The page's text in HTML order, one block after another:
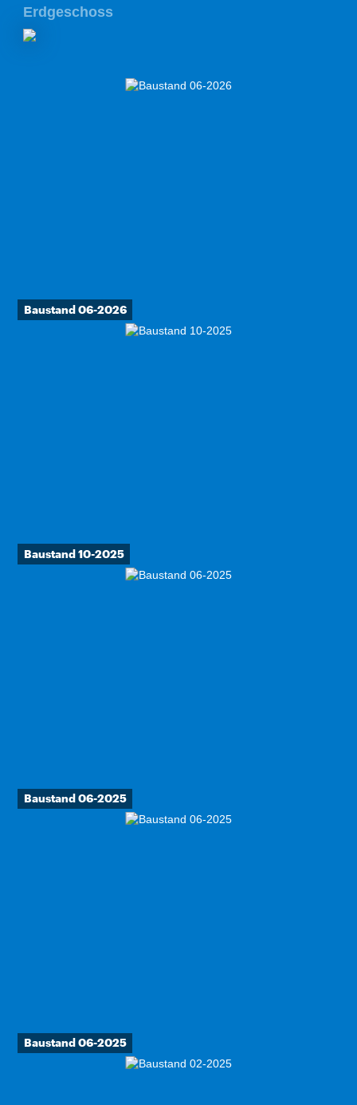
Erdgeschoss
Baustand 06-2026
Baustand 10-2025
Baustand 06-2025
Baustand 06-2025